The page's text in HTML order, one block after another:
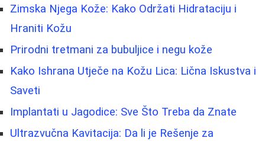
Zimska Njega Kože: Kako Održati Hidrataciju i
Hraniti Kožu
Prirodni tretmani za bubuljice i negu kože
Kako Ishrana Utječe na Kožu Lica: Lična Iskustva i
Saveti
Implantati u Jagodice: Sve Što Treba da Znate
Ultrazvučna Kavitacija: Da li je Rešenje za